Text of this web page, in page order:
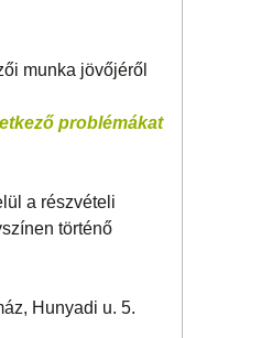
munka jövőjéről
problémákat
a részvételi
történő
Hunyadi u. 5.